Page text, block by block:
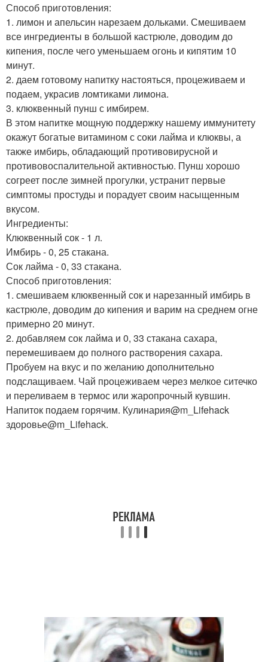
Способ приготовления:
1. лимон и апельсин нарезаем дольками. Смешиваем
все ингредиенты в большой кастрюле, доводим до
кипения, после чего уменьшаем огонь и кипятим 10
минут.
2. даем готовому напитку настояться, процеживаем и
подаем, украсив ломтиками лимона.
3. клюквенный пунш с имбирем.
В этом напитке мощную поддержку нашему иммунитету
окажут богатые витамином с соки лайма и клюквы, а
также имбирь, обладающий противовирусной и
противовоспалительной активностью. Пунш хорошо
согреет после зимней прогулки, устранит первые
симптомы простуды и порадует своим насыщенным
вкусом.
Ингредиенты:
Клюквенный сок - 1 л.
Имбирь - 0, 25 стакана.
Сок лайма - 0, 33 стакана.
Способ приготовления:
1. смешиваем клюквенный сок и нарезанный имбирь в
кастрюле, доводим до кипения и варим на среднем огне
примерно 20 минут.
2. добавляем сок лайма и 0, 33 стакана сахара,
перемешиваем до полного растворения сахара.
Пробуем на вкус и по желанию дополнительно
подслащиваем. Чай процеживаем через мелкое ситечко
и переливаем в термос или жаропрочный кувшин.
Напиток подаем горячим. Кулинария@m_Lifehack
здоровье@m_Lifehack.